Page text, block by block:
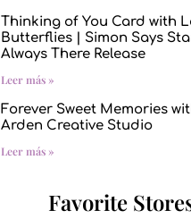
Thinking of You Card with
Butterflies | Simon Says
Always There Release
Leer más »
Forever Sweet Memories
Arden Creative Studio
Leer más »
Favorite